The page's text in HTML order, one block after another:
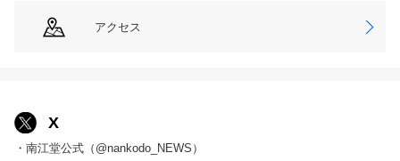
アクセス
X
・南江堂公式（@nankodo_NEWS）